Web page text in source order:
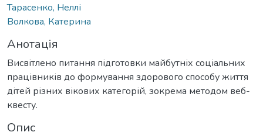
Тарасенко, Неллі
Волкова, Катерина
Анотація
Висвітлено питання підготовки майбутніх соціальних
працівників до формування здорового способу життя
дітей різних вікових категорій, зокрема методом веб-
квесту.
Опис